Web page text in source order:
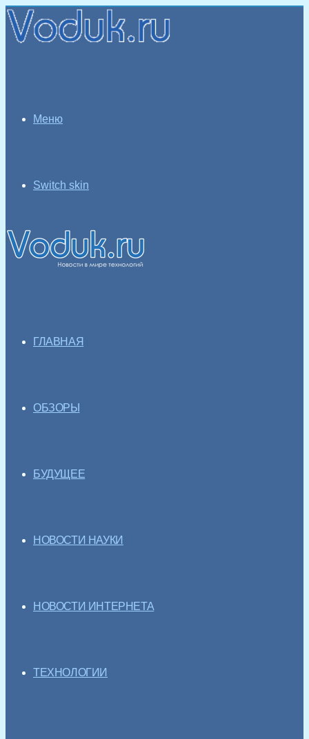
Меню
Switch skin
ГЛАВНАЯ
ОБЗОРЫ
БУДУЩЕЕ
НОВОСТИ НАУКИ
НОВОСТИ ИНТЕРНЕТА
ТЕХНОЛОГИИ